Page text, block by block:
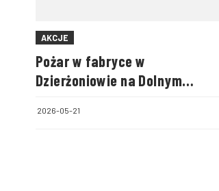
AKCJE
Pożar w fabryce w
Dzierżoniowie na Dolnym
2026-05-21